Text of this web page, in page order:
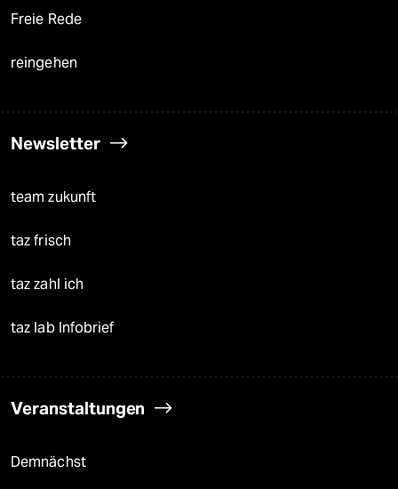
Freie Rede
reingehen
Newsletter
team zukunft
taz frisch
taz zahl ich
taz lab Infobrief
Veranstaltungen
Demnächst